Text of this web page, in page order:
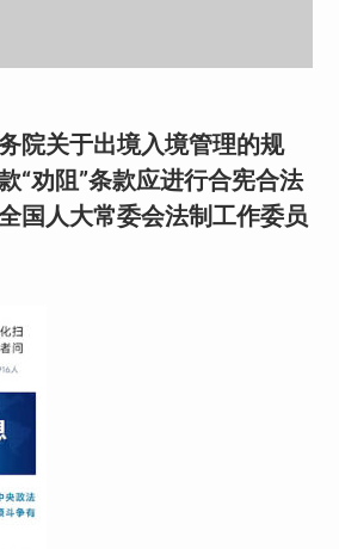
院关于出境入境管理的规
“劝阻”条款应进行合宪合法
国人大常委会法制工作委员